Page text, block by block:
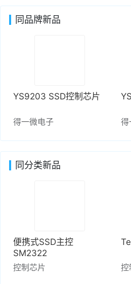
同品牌新品
YS9203 SSD控制芯片
得一微电子 得
同分类新品
便携式SSD主控
SM2322
控制芯片
控